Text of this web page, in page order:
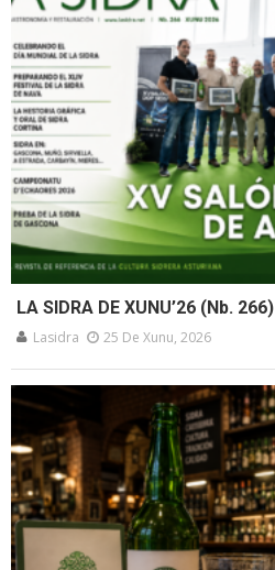
LA SIDRA DE XUNU’26 (Nb. 266)
Lasidra 25 De Xunu, 2026